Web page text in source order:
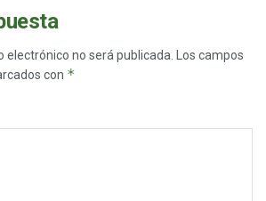
electrónico no será publicada.
Los campos
con *